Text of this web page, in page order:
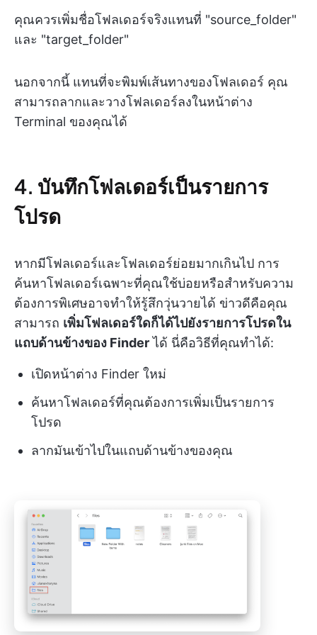
คุณควรเพิ่มชื่อโฟลเดอร์จริงแทนที่ "source_folder"
และ "target_folder"
นอกจากนี้ แทนที่จะพิมพ์เส้นทางของโฟลเดอร์ คุณ
สามารถลากและวางโฟลเดอร์ลงในหน้าต่าง
Terminal ของคุณได้
4. บันทึกโฟลเดอร์เป็นรายการ
โปรด
หากมีโฟลเดอร์และโฟลเดอร์ย่อยมากเกินไป การ
ค้นหาโฟลเดอร์เฉพาะที่คุณใช้บ่อยหรือสำหรับความ
ต้องการพิเศษอาจทำให้รู้สึกวุ่นวายได้ ข่าวดีคือคุณ
สามารถ เพิ่มโฟลเดอร์ใดก็ได้ไปยังรายการโปรดใน
แถบด้านข้างของ Finderได้ นี่คือวิธีที่คุณทำได้:
เปิดหน้าต่าง Finder ใหม่
ค้นหาโฟลเดอร์ที่คุณต้องการเพิ่มเป็นรายการ
โปรด
ลากมันเข้าไปในแถบด้านข้างของคุณ